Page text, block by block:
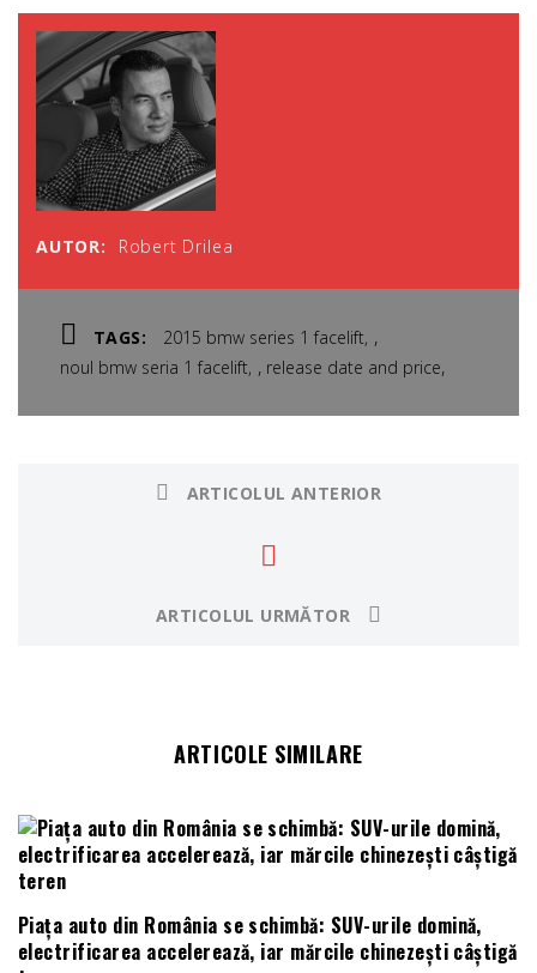
AUTOR: Robert Drilea
TAGS: 2015 bmw series 1 facelift ,
noul bmw seria 1 facelift , release date and price,
ARTICOLUL ANTERIOR
ARTICOLUL URMĂTOR
ARTICOLE SIMILARE
Piața auto din România se schimbă: SUV-urile domină,
electrificarea accelerează, iar mărcile chinezești câștigă